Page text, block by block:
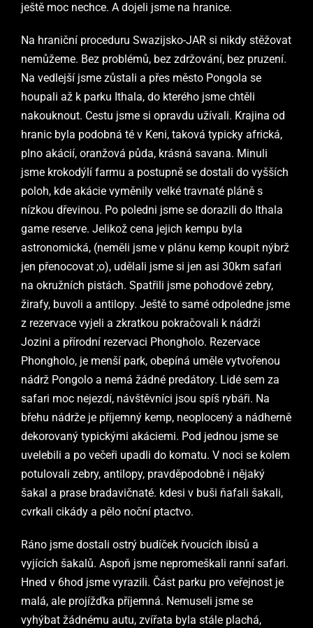
ještě moc nechce. A dojeli jsme na hranice.
Na hraniční proceduru Swazijsko-JAR si nikdy stěžovat
nemůžeme. Bez problémů, bez zdržování, bez pruzení.
Na vedlejší jsme zůstali a přes město Pongola se
houpali až k parku Ithala, do kterého jsme chtěli
nakouknout. Cestu jsme si opravdu užívali. Krajina od
hranic byla podobná té v Keni, taková typicky africká,
plno akácií, oranžová půda, krásná savana. Minuli
jsme krokodýlí farmu a postupně se dostali do vyšších
poloh, kde akácie vyměnily velké travnaté pláně s
nízkou dřevinou. Po poledni jsme se dorazili do Ithala
game reserve. Jelikož cena jejich kempu byla
astronomická, (neměli jsme v plánu kemp koupit nýbrž
jen přenocovat ;o), udělali jsme si jen asi 30km safari
na okružních pistách. Spatřili jsme pohodové zebry,
žirafy, buvoli a antilopy. Ještě to samé odpoledne jsme
z rezervace vyjeli a zkratkou pokračovali k nádrži
Jozini a přírodní rezervaci Phongholo. Rezervace
Phongholo, je menší park, obepíná uměle vytvořenou
nádrž Pongolo a nemá žádné predátory. Lidé sem za
safari moc nejezdí, návštěvníci jsou spíš rybáři. Na
břehu nádrže je příjemný kemp, neoplocený a nádherně
dekorovaný typickými akáciemi. Pod jednou jsme se
uvelebili a po večeři upadli do komatu. V noci se kolem
potulovali zebry, antilopy, pravděpodobně i nějaký
šakal a prase bradavičnaté. kdesi v buši ňafali šakali,
cvrkali cikády a pělo noční ptactvo.
Ráno jsme dostali ostrý budíček řvoucích ibisů a
vyjících šakalů. Aspoň jsme nepromeškali ranní safari.
Hned v 6hod jsme vyrazili. Část parku pro veřejnost je
malá, ale projížďka příjemná. Nemuseli jsme se
vyhýbat žádnému autu, zvířata byla stále plachá,